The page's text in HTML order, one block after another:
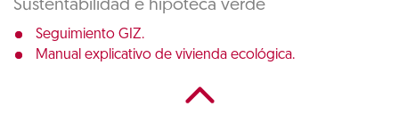
Sustentabilidad e hipoteca verde
Seguimiento GIZ.
Manual explicativo de vivienda ecológica.